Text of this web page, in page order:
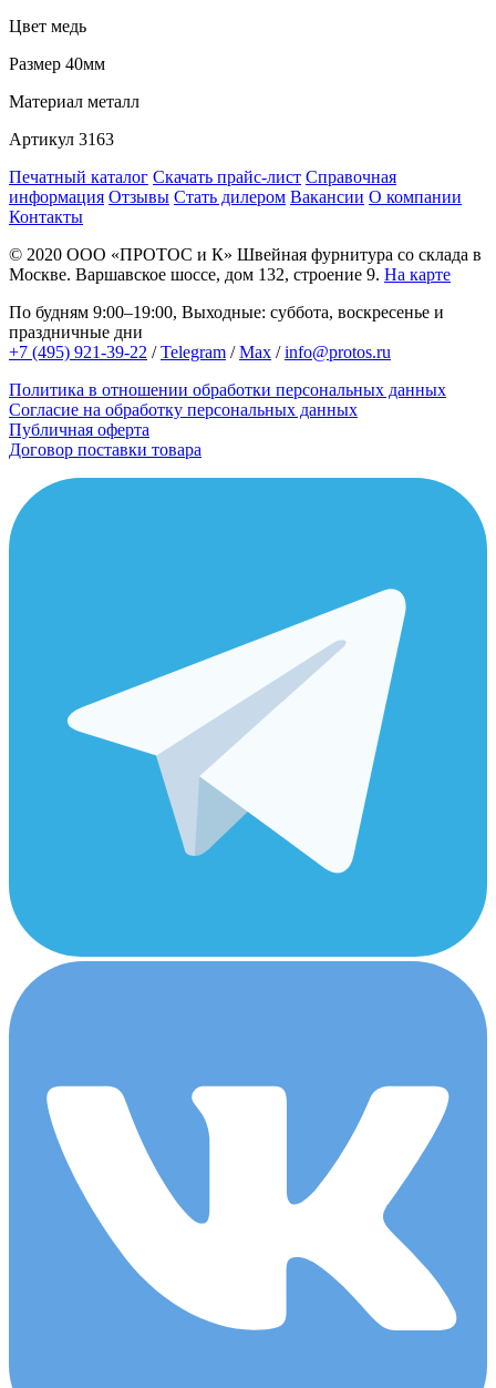
Цвет медь
Размер 40мм
Материал металл
Артикул 3163
Печатный каталог Скачать прайс-лист Справочная
информация Отзывы Стать дилером Вакансии О компании
Контакты
© 2020 ООО «ПРОТОС и К» Швейная фурнитура со склада в
Москве. Варшавское шоссе, дом 132, строение 9. На карте
По будням 9:00–19:00, Выходные: суббота, воскресенье и
праздничные дни
+7 (495) 921-39-22 /Telegram /Max /info@protos.ru
Политика в отношении обработки персональных данных
Согласие на обработку персональных данных
Публичная оферта
Договор поставки товара